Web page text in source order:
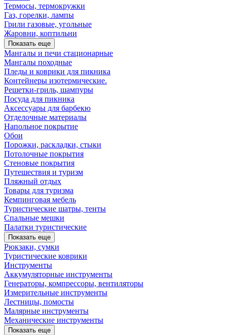
Термосы, термокружки
Газ, горелки, лампы
Грили газовые, угольные
Жаровни, коптильни
Показать еще
Мангалы и печи стационарные
Мангалы походные
Пледы и коврики для пикника
Контейнеры изотермические.
Решетки-гриль, шампуры
Посуда для пикника
Аксессуары для барбекю
Отделочные материалы
Напольное покрытие
Обои
Порожки, раскладки, стыки
Потолочные покрытия
Стеновые покрытия
Путешествия и туризм
Пляжный отдых
Товары для туризма
Кемпинговая мебель
Туристические шатры, тенты
Спальные мешки
Палатки туристические
Показать еще
Рюкзаки, сумки
Туристические коврики
Инструменты
Аккумуляторные инструменты
Генераторы, компрессоры, вентиляторы
Измерительные инструменты
Лестницы, помосты
Малярные инструменты
Механические инструменты
Показать еще